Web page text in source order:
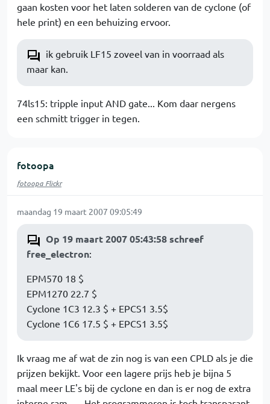
gaan kosten voor het laten solderen van de cyclone (of
hele print) en een behuizing ervoor.
ik gebruik LF15 zoveel van in voorraad als
maar kan.
74ls15: tripple input AND gate... Kom daar nergens
een schmitt trigger in tegen.
fotoopa
fotoopa Flickr
maandag 19 maart 2007 09:05:49
Op 19 maart 2007 05:43:58 schreef
free_electron:
EPM570 18 $
EPM1270 22.7 $
Cyclone 1C3 12.3 $ + EPCS1 3.5$
Cyclone 1C6 17.5 $ + EPCS1 3.5$
Ik vraag me af wat de zin nog is van een CPLD als je die
prijzen bekijkt. Voor een lagere prijs heb je bijna 5
maal meer LE's bij de cyclone en dan is er nog de extra